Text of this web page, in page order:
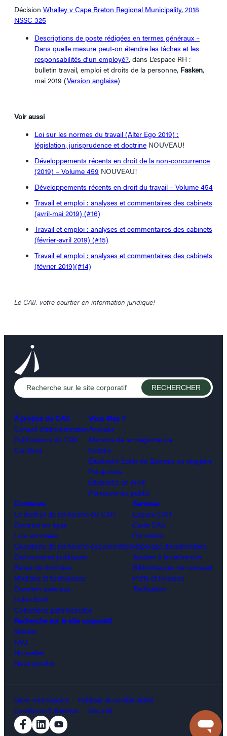
Décision Whalley v Cape Breton Regional Municipality, 2018
NSSC 325
Descriptions de poste rédigées en termes généraux –
Dans quelle mesure peut-on étendre les tâches et les
responsabilités d’un employé?, dans L’espace RH :
bulletin travail, emploi et droits de la personne, Fasken,
mai 2019 (Version anglaise)
Voir aussi
Loi sur les normes du travail (Alter Ego 2019) :
législation, jurisprudence et doctrine NOUVEAU!
Développements récents en droit de la non-concurrence
(2019) – Volume 459 NOUVEAU!
Développements récents en droit du travail – Volume 454
Travail et emploi : analyses et commentaires des cabinets
(avril-mai 2019) (#16)
Travail et emploi : analyses et commentaires des cabinets
(février-avril 2019) (#15)
Travail et emploi : analyses et commentaires des cabinets
(février 2019)(#14)
Le CAIJ, votre courtier en information juridique!
À propos du CAIJ
Conseil d’administration
Publications du CAIJ
Carrières
Vous êtes ?
Avocat.e
Membre de la magistrature
Notaire
Étudiant.e École du Barreau ou stagiaire
Parajuriste
Étudiant.e en droit
Personne du public
Contenus
Le moteur de recherche du CAIJ
Doctrine en ligne
Lois annotées
Questions de recherche documentées
Dictionnaires juridiques
Bases de données
Modèles et formulaires
Dossiers spéciaux
Index Scott
Collections patrimoniales
Services
Espace CAIJ
Carte CAIJ
Formation
Repérage documentaire
Soutien à la recherche
Bibliothèques de cotravail
Prêts et livraison
Tarification
Recherche sur le site corporatif
Médias
FAQ
Nouvelles
Nous joindre
Gérer mes témoins
Politique de confidentialité
Conditions d’utilisation
Sécurité